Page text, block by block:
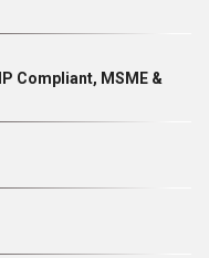
Compliant, MSME &